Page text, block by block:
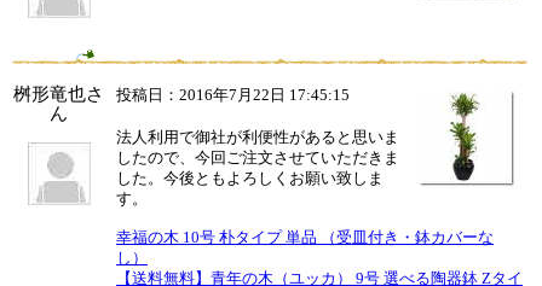
桝形竜也さ
ん
投稿日：2016年7月22日 17:45:15
法人利用で御社が利便性があると思いま
したので、今回ご注文させていただきま
した。今後ともよろしくお願い致しま
す。
幸福の木 10号 朴タイプ 単品 （受皿付き・鉢カバーな
し）
【送料無料】青年の木（ユッカ） 9号 選べる陶器鉢 Zタイ